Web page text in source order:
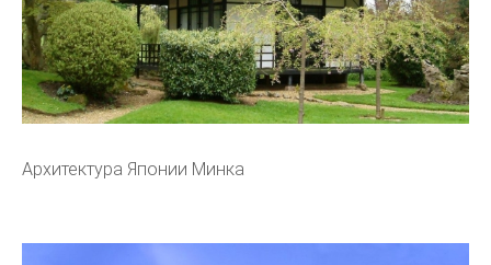
Архитектура Японии Минка